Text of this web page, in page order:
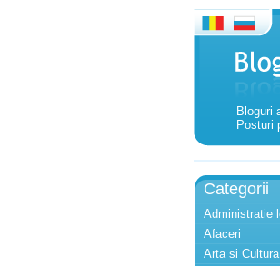
Bloguri
Posturi
Categorii
Administratie
Afaceri
Arta si Cultura